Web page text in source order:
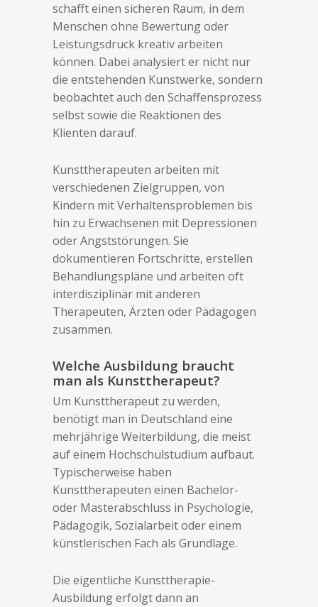
schafft einen sicheren Raum, in dem
Menschen ohne Bewertung oder
Leistungsdruck kreativ arbeiten
können. Dabei analysiert er nicht nur
die entstehenden Kunstwerke, sondern
beobachtet auch den Schaffensprozess
selbst sowie die Reaktionen des
Klienten darauf.
Kunsttherapeuten arbeiten mit
verschiedenen Zielgruppen, von
Kindern mit Verhaltensproblemen bis
hin zu Erwachsenen mit Depressionen
oder Angststörungen. Sie
dokumentieren Fortschritte, erstellen
Behandlungspläne und arbeiten oft
interdisziplinär mit anderen
Therapeuten, Ärzten oder Pädagogen
zusammen.
Welche Ausbildung braucht
man als Kunsttherapeut?
Um Kunsttherapeut zu werden,
benötigt man in Deutschland eine
mehrjährige Weiterbildung, die meist
auf einem Hochschulstudium aufbaut.
Typischerweise haben
Kunsttherapeuten einen Bachelor-
oder Masterabschluss in Psychologie,
Pädagogik, Sozialarbeit oder einem
künstlerischen Fach als Grundlage.
Die eigentliche Kunsttherapie-
Ausbildung erfolgt dann an